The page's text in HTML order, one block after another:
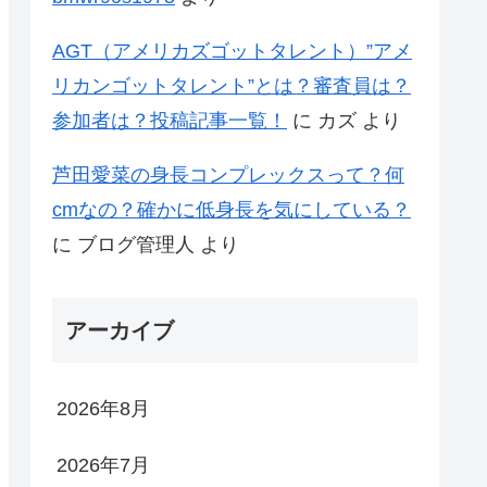
AGT（アメリカズゴットタレント）”アメ
リカンゴットタレント”とは？審査員は？
参加者は？投稿記事一覧！
に カズ より
芦田愛菜の身長コンプレックスって？何
cmなの？確かに低身長を気にしている？
に ブログ管理人 より
アーカイブ
2026年8月
2026年7月